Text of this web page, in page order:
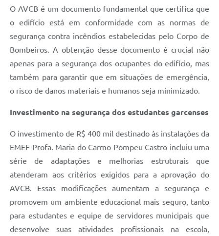
O AVCB é um documento fundamental que certifica que
o edifício está em conformidade com as normas de
segurança contra incêndios estabelecidas pelo Corpo de
Bombeiros. A obtenção desse documento é crucial não
apenas para a segurança dos ocupantes do edifício, mas
também para garantir que em situações de emergência,
o risco de danos materiais e humanos seja minimizado.
Investimento na segurança dos estudantes garcenses
O investimento de R$ 400 mil destinado às instalações da
EMEF Profa. Maria do Carmo Pompeu Castro incluiu uma
série de adaptações e melhorias estruturais que
atenderam aos critérios exigidos para a aprovação do
AVCB. Essas modificações aumentam a segurança e
promovem um ambiente educacional mais seguro, tanto
para estudantes e equipe de servidores municipais que
desenvolve suas atividades profissionais na escola,